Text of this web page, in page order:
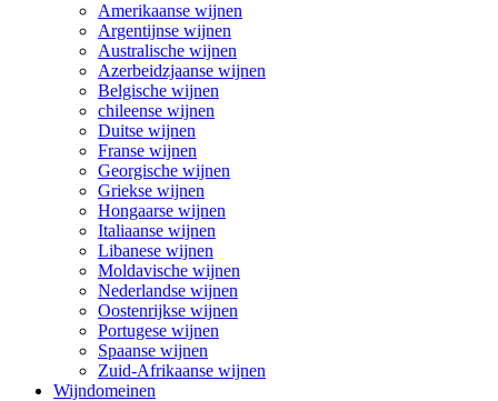
Amerikaanse wijnen
Argentijnse wijnen
Australische wijnen
Azerbeidzjaanse wijnen
Belgische wijnen
chileense wijnen
Duitse wijnen
Franse wijnen
Georgische wijnen
Griekse wijnen
Hongaarse wijnen
Italiaanse wijnen
Libanese wijnen
Moldavische wijnen
Nederlandse wijnen
Oostenrijkse wijnen
Portugese wijnen
Spaanse wijnen
Zuid-Afrikaanse wijnen
Wijndomeinen